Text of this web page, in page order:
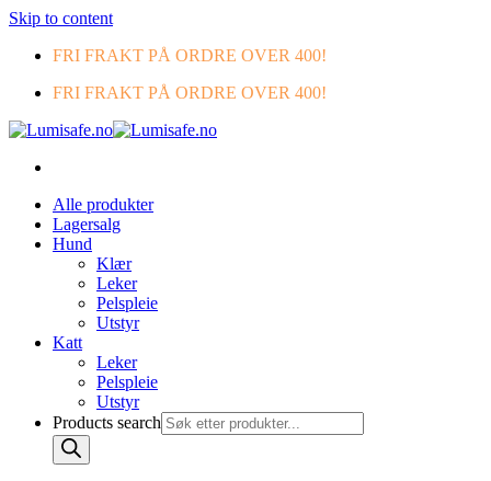
Skip to content
FRI FRAKT PÅ ORDRE OVER 400!
FRI FRAKT PÅ ORDRE OVER 400!
Alle produkter
Lagersalg
Hund
Klær
Leker
Pelspleie
Utstyr
Katt
Leker
Pelspleie
Utstyr
Products search